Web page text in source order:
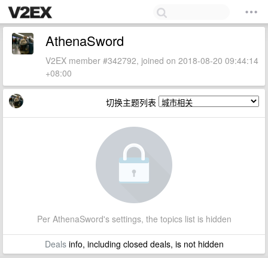
AthenaSword
V2EX member #342792, joined on 2018-08-20 09:44:14
+08:00
切换主题列表
Per AthenaSword's settings, the topics list is hidden
Dealsinfo, including closed deals, is not hidden